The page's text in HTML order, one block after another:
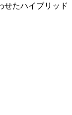
せたハイブリッド